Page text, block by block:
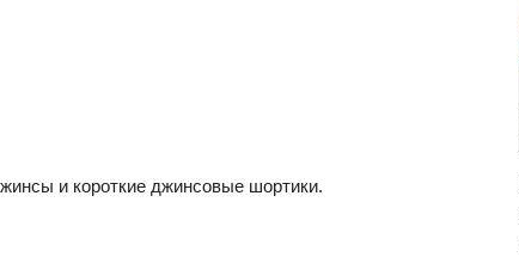
и короткие джинсовые шортики.